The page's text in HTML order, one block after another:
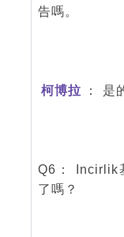
告嗎。
柯博拉 ： 是
Q6： Incirlik
了嗎？